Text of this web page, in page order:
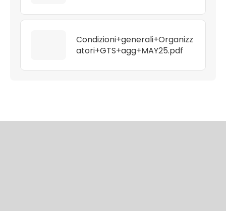
Condizioni+generali+Organizz
atori+GTS+agg+MAY25.pdf